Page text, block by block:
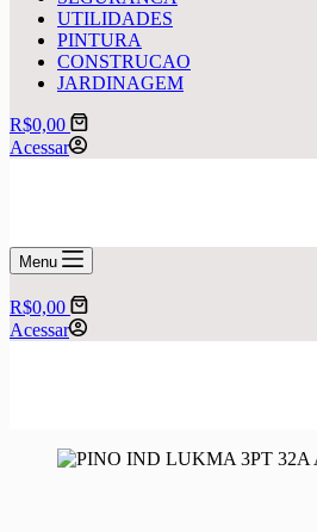
UTILIDADES
PINTURA
CONSTRUCAO
JARDINAGEM
Carrinho
R$0,00
Acessar
Menu
Carrinho
R$0,00
Acessar